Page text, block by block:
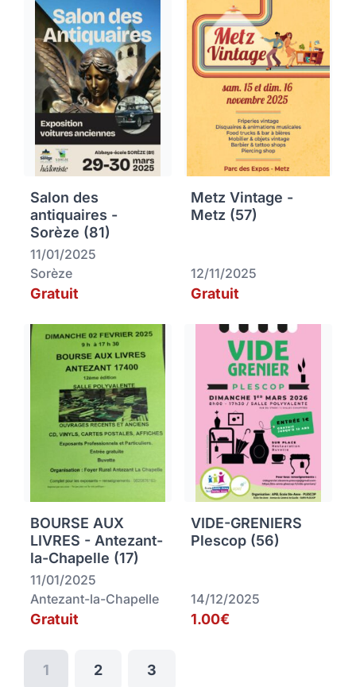
Salon des
antiquaires -
Sorèze (81)
11/01/2025
Sorèze
Gratuit
Metz Vintage -
Metz (57)
12/11/2025
Gratuit
BOURSE AUX
LIVRES - Antezant-
la-Chapelle (17)
11/01/2025
Antezant-la-Chapelle
Gratuit
VIDE-GRENIERS
Plescop (56)
14/12/2025
1.00€
1 2 3